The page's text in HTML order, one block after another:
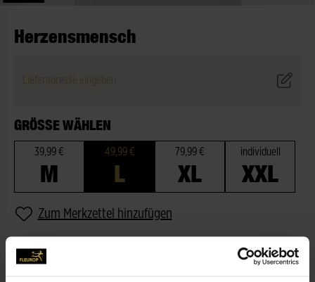
Herzensmensch
Lieferadresse eingeben
GRÖSSE WÄHLEN
39,99 €
M
49,99 €
L
79,99 €
XL
individuell
XXL
Zum Merkzettel hinzufügen
BESCHREIBUNG